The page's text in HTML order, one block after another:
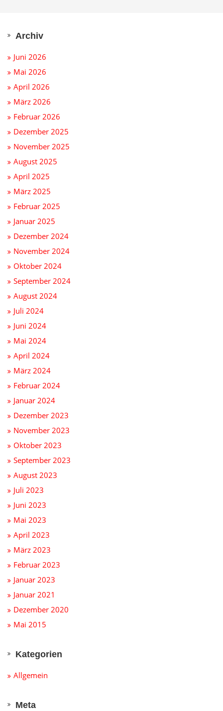
Archiv
Juni 2026
Mai 2026
April 2026
März 2026
Februar 2026
Dezember 2025
November 2025
August 2025
April 2025
März 2025
Februar 2025
Januar 2025
Dezember 2024
November 2024
Oktober 2024
September 2024
August 2024
Juli 2024
Juni 2024
Mai 2024
April 2024
März 2024
Februar 2024
Januar 2024
Dezember 2023
November 2023
Oktober 2023
September 2023
August 2023
Juli 2023
Juni 2023
Mai 2023
April 2023
März 2023
Februar 2023
Januar 2023
Januar 2021
Dezember 2020
Mai 2015
Kategorien
Allgemein
Meta